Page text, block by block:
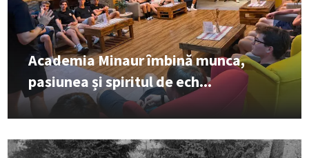
Academia Minaur îmbină munca,
pasiunea și spiritul de ech...